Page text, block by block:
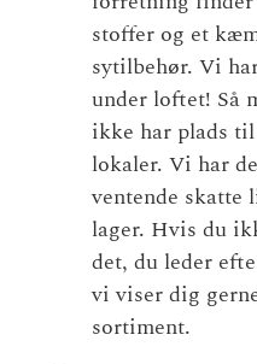
stoffer og et
sytilbehør. Vi
under loftet! Så
ikke har plads
lokaler. Vi har
ventende skatte
lager. Hvis du
det, du leder
vi viser dig
sortiment.